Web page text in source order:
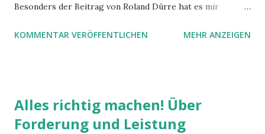
Besonders der Beitrag von Roland Dürre hat es mir
KOMMENTAR VERÖFFENTLICHEN MEHR ANZEIGEN
Alles richtig machen! Über
Forderung und Leistung